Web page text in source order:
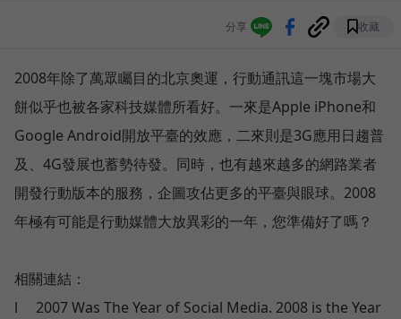
分享 收藏
2008年除了萬眾矚目的北京奧運，行動通訊這一塊市場大
餅似乎也被各家科技媒體所看好。一來是Apple iPhone和
Google Android開放平臺的效應，二來則是3G應用日趨普
及、4G發展也蓄勢待發。同時，也有越來越多的網路業者
開發行動版本的服務，企圖攻佔更多的平臺與眼球。2008
年極有可能是行動媒體大放異彩的一年，您準備好了嗎？
相關連結：
l
2007 Was The Year of Social Media. 2008 is the Year